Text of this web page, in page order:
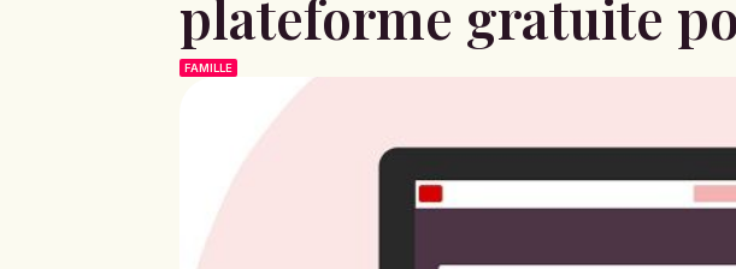
plateforme gratuite
FAMILLE